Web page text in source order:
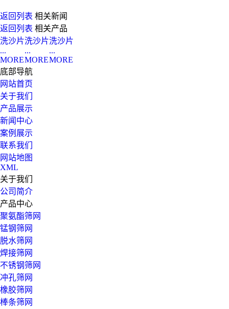
返回列表 相关新闻
返回列表 相关产品
洗沙片
...
MORE
洗沙片
...
MORE
洗沙片
...
MORE
底部导航
网站首页
关于我们
产品展示
新闻中心
案例展示
联系我们
网站地图
XML
关于我们
公司简介
产品中心
聚氨酯筛网
锰钢筛网
脱水筛网
焊接筛网
不锈钢筛网
冲孔筛网
橡胶筛网
棒条筛网